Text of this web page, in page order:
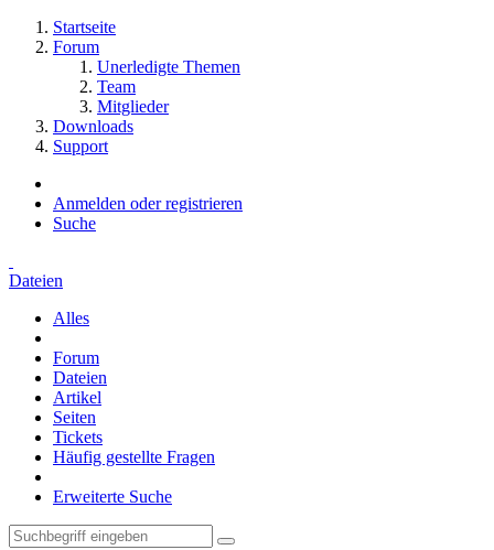
Startseite
Forum
Unerledigte Themen
Team
Mitglieder
Downloads
Support
Anmelden oder registrieren
Suche
Dateien
Alles
Forum
Dateien
Artikel
Seiten
Tickets
Häufig gestellte Fragen
Erweiterte Suche